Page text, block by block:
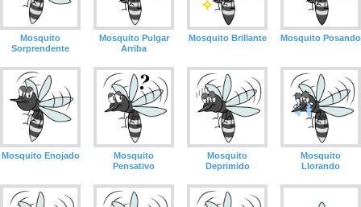
Mosquito
Sorprendente
Mosquito Pulgar
Arriba
Mosquito Brillante Mosquito Posando
Mosquito Enojado
Mosquito
Pensativo
Mosquito
Deprimido
Mosquito
Llorando